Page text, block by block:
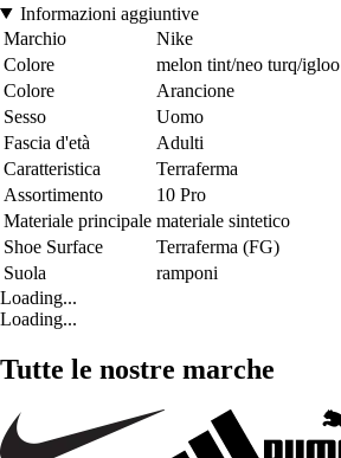
Informazioni aggiuntive
Marchio
Nike
Colore
melon tint/neo turq/igloo
Colore
Arancione
Sesso
Uomo
Fascia d'età
Adulti
Caratteristica
Terraferma
Assortimento
10 Pro
Materiale principale materiale sintetico
Shoe Surface
Terraferma (FG)
Suola
ramponi
Loading...
Loading...
Tutte le nostre marche